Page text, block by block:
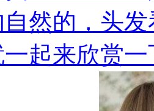
然的，头
起来欣赏